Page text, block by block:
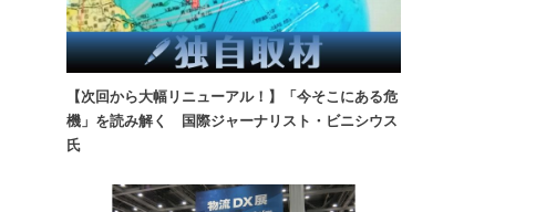
【次回から大幅リニューアル！】「今そこにある危
機」を読み解く 国際ジャーナリスト・ビニシウス
氏